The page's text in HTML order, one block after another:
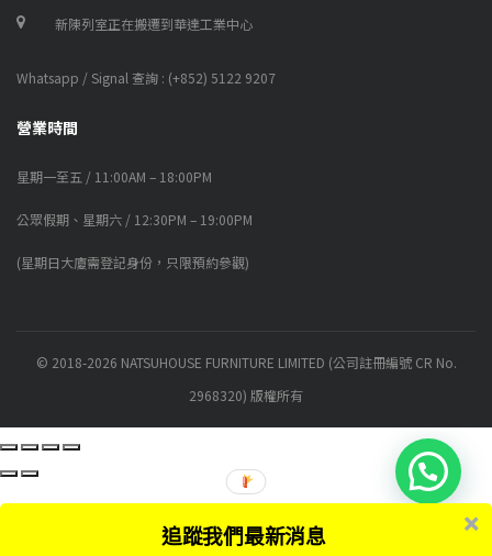
新陳列室正在搬遷到華達工業中心
Whatsapp / Signal 查詢 : (+852) 5122 9207
營業時間
星期一至五 / 11:00AM – 18:00PM
公眾假期、星期六 / 12:30PM – 19:00PM
(星期日大廈需登記身份，只限預約參觀)
© 2018-2026 NATSUHOUSE FURNITURE LIMITED (公司註冊編號 CR No.
2968320) 版權所有
追蹤我們最新消息